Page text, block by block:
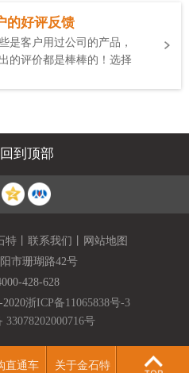
的好评反馈
是客户用过公司的产品，
的评价都是棒棒的！选择
回到顶部
特 联系我们
网站地图
市珊瑚路42号
428-628
浙ICP备11065838号-3
号
直通车 关于金石特